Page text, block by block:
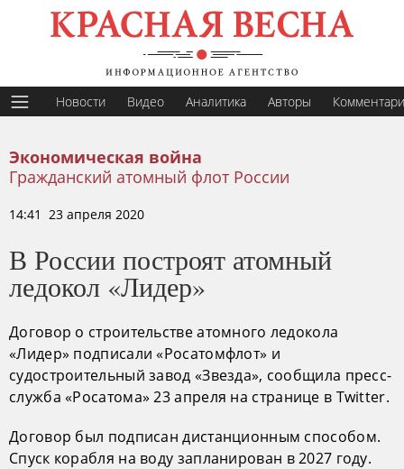
Новости Видео Аналитика Авторы
Экономическая война
Гражданский атомный флот России
14:41 23 апреля 2020
В России построят атомный
ледокол «Лидер»
Договор о строительстве атомного ледокола
«Лидер» подписали «Росатомфлот» и
судостроительный завод «Звезда», сообщила пресс-
служба «Росатома» 23 апреля на странице в Twitter.
Договор был подписан дистанционным способом.
Спуск корабля на воду запланирован в 2027 году.